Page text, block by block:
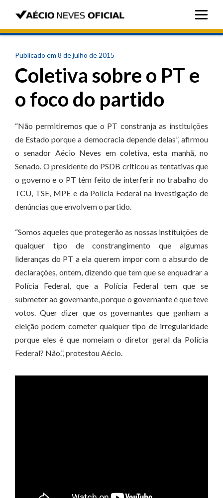
Publicado em 8 de julho de 2015
Coletiva sobre o PT e
o foco do partido
“Não permitiremos que o PT constranja as instituições
de Estado porque a democracia depende delas”, afirmou
o senador Aécio Neves em coletiva, esta manhã, no
Senado. O presidente do PSDB criticou as tentativas que
o governo e o PT têm feito de interferir no trabalho do
TCU, TSE, MPE e da Polícia Federal na investigação de
denúncias que envolvem o partido.
“Somos aqueles que protegerão as nossas instituições de
qualquer tipo de constrangimento que algumas
lideranças do PT a ela querem impor com o absurdo de
declarações, ontem, dizendo que tem que se enquadrar a
Polícia Federal, que a Polícia Federal tem que se
submeter ao governante, porque o governante é que teve
votos. Quer dizer que os governantes que ganham a
eleição podem cometer qualquer tipo de irregularidade
porque eles é que nomeiam o diretor geral da Polícia
Federal? Não.”, protestou Aécio.